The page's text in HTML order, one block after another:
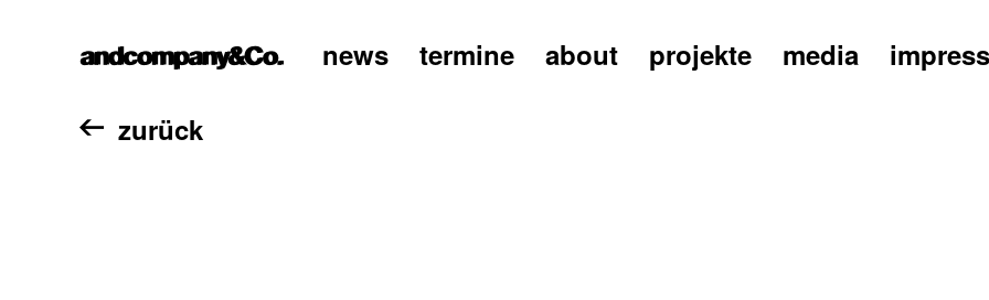
home news termine about projekte media
zurück